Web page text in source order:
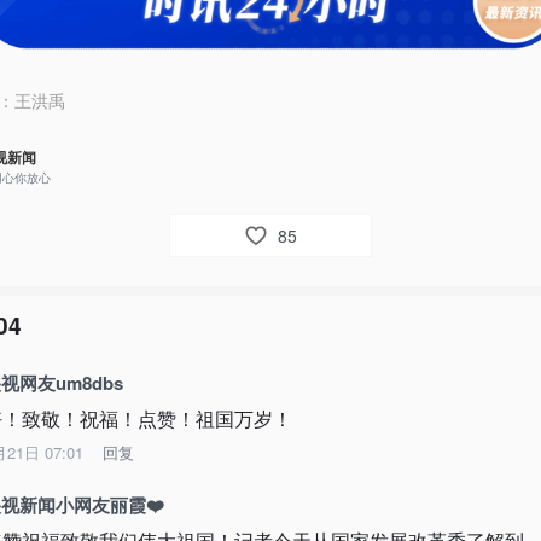
王洪禹
新闻
你放心
85
网友um8dbs
致敬！祝福！点赞！祖国万岁！
21日 07:01 回复
新闻小网友丽霞❤️